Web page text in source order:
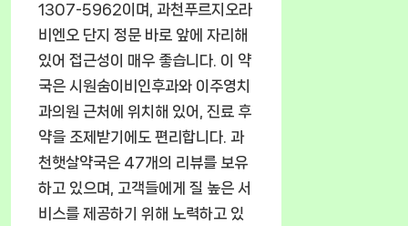
1307-5962이며, 과천푸르지오라
비엔오 단지 정문 바로 앞에 자리해
있어 접근성이 매우 좋습니다. 이 약
국은 시원숨이비인후과와 이주영치
과의원 근처에 위치해 있어, 진료 후
약을 조제받기에도 편리합니다. 과
천햇살약국은 47개의 리뷰를 보유
하고 있으며, 고객들에게 질 높은 서
비스를 제공하기 위해 노력하고 있